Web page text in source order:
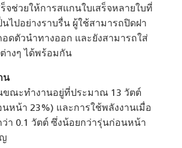
จช่วยให้การสแกนใบเสร็จหลายใบที่
นไปอย่างราบรื่น ผู้ใช้สามารถปิดฝา
อดตัวนำทางออก และยังสามารถใส่
างๆ ได้พร้อมกัน
น
ขณะทำงานอยู่ที่ประมาณ 13 วัตต์
หน้า 23%) และการใช้พลังงานเมื่อ
ว่า 0.1 วัตต์ ซึ่งน้อยกว่ารุ่นก่อนหน้า